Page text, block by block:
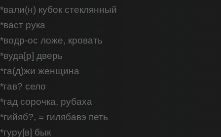
*вали(н) кубок стеклянный
*васт рука
*водр-ос ложе, кровать
*вуда[р] дверь
*га(д)жи женщина
*гав? село
*гад сорочка, рубаха
*гийяб?, = гилябавэ петь
*гуру[в] бык